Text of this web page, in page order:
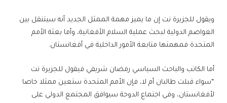
ويقول للجزيرة نت إن ما يميز مهمة الممثل الجديد أنه سيتنقل بين
العواصم الدولية لبحث عملية السلام الأفغانية، وأما بعثة الأمم
المتحدة فمهمتها متابعة الأمور الداخلية في أفغانستان.
أما الكاتب والباحث السياسي رمضان شريفي فيقول للجزيرة نت
“سواء قبلت طالبان أم لا، فإن الأمم المتحدة ستعين ممثلا خاصا
لأفغانستان، وفي اجتماع الدوحة سيوافق المجتمع الدولي على